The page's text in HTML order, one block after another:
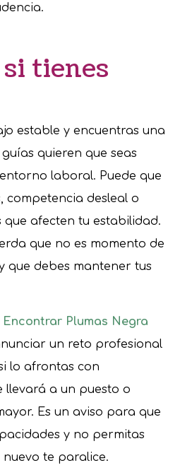
tienes
estable y encuentras una
quieren que seas
laboral. Puede que
competencia desleal o
afecten tu estabilidad.
que no es momento de
que debes mantener tus
Plumas Negra
un reto profesional
lo afrontas con
llevará a un puesto o
Es un aviso para que
y no permitas
te paralice.